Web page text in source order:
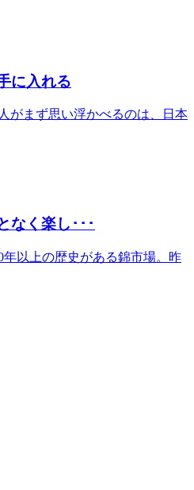
に入れる
がまず思い浮かべるのは、日本
なく楽し･･･
年以上の歴史がある錦市場。昨